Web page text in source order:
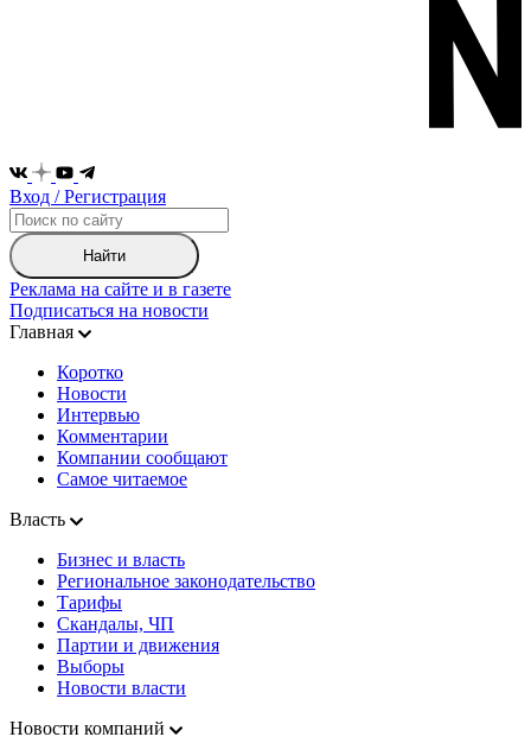
Вход / Регистрация
Найти
Реклама на сайте и в газете
Подписаться на новости
Главная
Коротко
Новости
Интервью
Комментарии
Компании сообщают
Самое читаемое
Власть
Бизнес и власть
Региональное законодательство
Тарифы
Скандалы, ЧП
Партии и движения
Выборы
Новости власти
Новости компаний